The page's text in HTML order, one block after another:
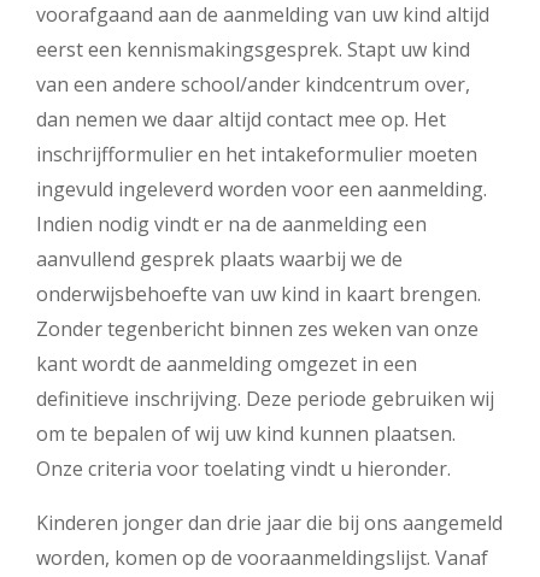
voorafgaand aan de aanmelding van uw kind altijd
eerst een kennismakingsgesprek. Stapt uw kind
van een andere school/ander kindcentrum over,
dan nemen we daar altijd contact mee op. Het
inschrijfformulier en het intakeformulier moeten
ingevuld ingeleverd worden voor een aanmelding.
Indien nodig vindt er na de aanmelding een
aanvullend gesprek plaats waarbij we de
onderwijsbehoefte van uw kind in kaart brengen.
Zonder tegenbericht binnen zes weken van onze
kant wordt de aanmelding omgezet in een
definitieve inschrijving. Deze periode gebruiken wij
om te bepalen of wij uw kind kunnen plaatsen.
Onze criteria voor toelating vindt u hieronder.
Kinderen jonger dan drie jaar die bij ons aangemeld
worden, komen op de vooraanmeldingslijst. Vanaf